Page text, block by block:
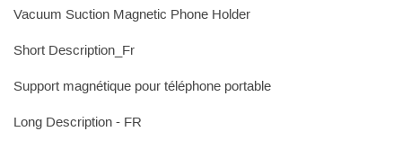
Vacuum Suction Magnetic Phone Holder
Short Description_Fr
Support magnétique pour téléphone portable
Long Description - FR